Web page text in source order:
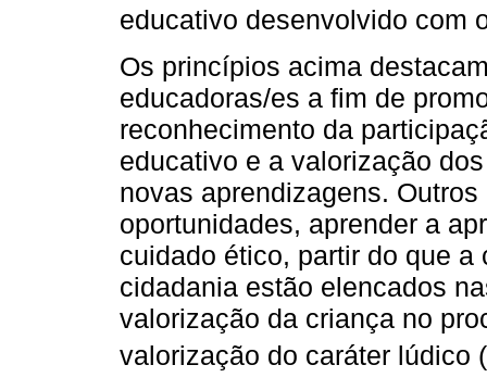
educativo desenvolvido com
Os princípios acima
educadoras/es a fim de
reconhecimento da
educativo e a valorização
novas aprendizagens.
oportunidades, aprender a
cuidado ético, partir do que
cidadania estão elencados
valorização da criança no
valorização do caráter lúdico (